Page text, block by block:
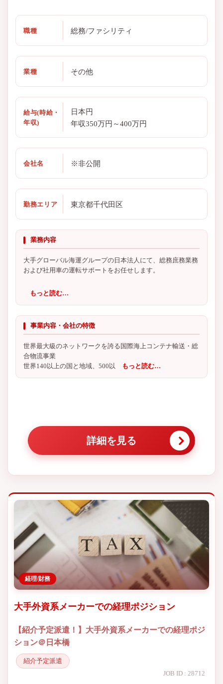
職種 総務/ファシリティ
業種 その他
給与(時給・
年収)
日本円
年収350万円～400万円
会社名 ※非公開
勤務エリア 東京都千代田区
業務内容
大手グローバル海運グループの日本法人にて、総務庶務業務
および社用車の運転サポートをお任せします。
もっと読む…
事業内容・会社の特徴
世界最大級のネットワークを誇る国際海上コンテナ輸送・総
合物流事業
世界140以上の国と地域、500以 もっと読む…
詳細を見る
経理/財務
大手外資系メーカーでの経理ポジション
【紹介予定派遣！】大手外資系メーカーでの経理ポジ
ション＠日本橋
紹介予定派遣
JOB ID : 28712